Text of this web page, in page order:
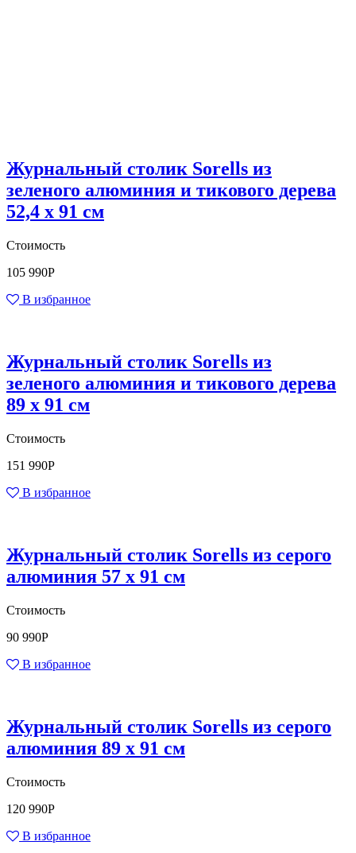
Журнальный столик Sorells из
зеленого алюминия и тикового дерева
52,4 x 91 см
Стоимость
105 990Р
В избранное
Журнальный столик Sorells из
зеленого алюминия и тикового дерева
89 x 91 см
Стоимость
151 990Р
В избранное
Журнальный столик Sorells из серого
алюминия 57 x 91 см
Стоимость
90 990Р
В избранное
Журнальный столик Sorells из серого
алюминия 89 x 91 см
Стоимость
120 990Р
В избранное